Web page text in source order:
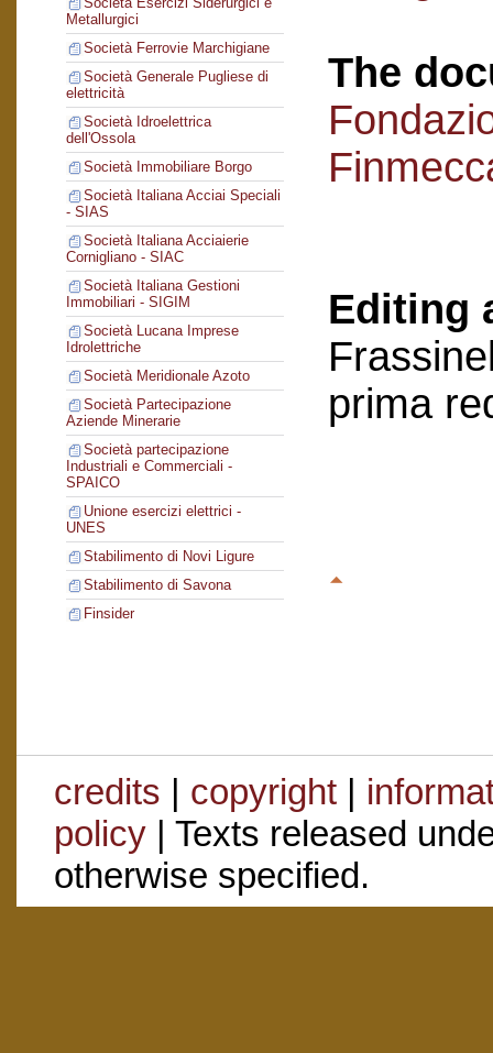
Metallurgici
Società Ferrovie Marchigiane
Società Generale Pugliese di
elettricità
Società Idroelettrica
dell'Ossola
Società Immobiliare Borgo
Società Italiana Acciai Speciali
- SIAS
Società Italiana Acciaierie
Cornigliano - SIAC
Società Italiana Gestioni
Immobiliari - SIGIM
Società Lucana Imprese
Idrolettriche
Società Meridionale Azoto
Società Partecipazione
Aziende Minerarie
Società partecipazione
Industriali e Commerciali -
SPAICO
Unione esercizi elettrici -
UNES
Stabilimento di Novi Ligure
Stabilimento di Savona
Finsider
The
Editing
prima
credits | copyright|
policy| Texts released
otherwise specified.